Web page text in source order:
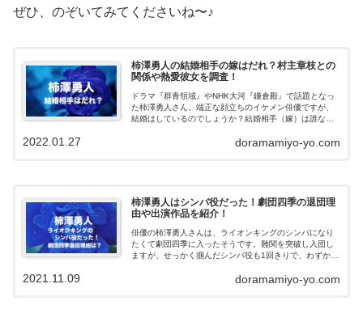
ぜひ、のぞいてみてくださいね〜♪
柿澤勇人の結婚相手の嫁はだれ？村主章枝との
関係や熱愛彼女を調査！
ドラマ『群青領域』やNHK大河『鎌倉殿』で話題となっ
た柿澤勇人さん。端正な顔立ちのイケメン俳優ですが、
結婚はしているのでしょうか？結婚相手（嫁）は誰なの
ます。今回、柿澤勇人さんの結婚相手や熱...
doramamiyo-yo.com
2022.01.27
柿澤勇人はシンバ役だった！劇団四季の退団理
由や出演作品を紹介！
俳優の柿澤勇人さんは、ライオンキングのシンバになり
たくて劇団四季に入ったそうです。難関を突破し入団し
ますが、せっかく掴んだシンバ役も1回きりで、わずか2
を掴むまでの経歴や劇団四季の退団理由、...
doramamiyo-yo.com
2021.11.09